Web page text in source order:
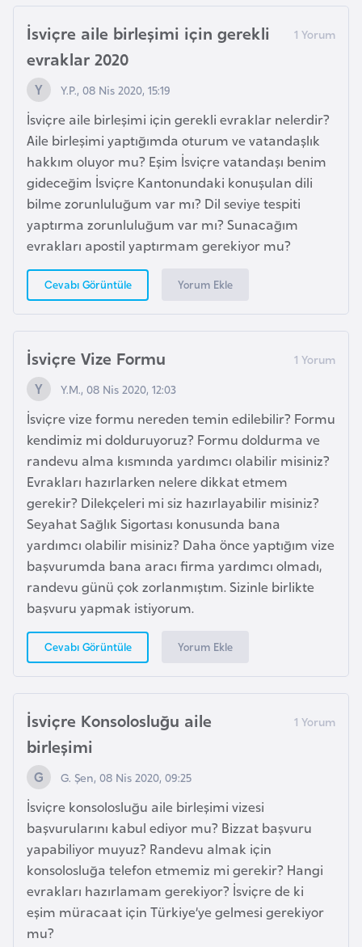
İsviçre aile birleşimi için gerekli
evraklar 2020
Y.P., 08 Nis 2020, 15:19
İsviçre aile birleşimi için gerekli evraklar nelerdir?
Aile birleşimi yaptığımda oturum ve vatandaşlık
hakkım oluyor mu? Eşim İsviçre vatandaşı benim
gideceğim İsviçre Kantonundaki konuşulan dili
bilme zorunluluğum var mı? Dil seviye tespiti
yaptırma zorunluluğum var mı? Sunacağım
evrakları apostil yaptırmam gerekiyor mu?
Cevabı Görüntüle Yorum Ekle
İsviçre Vize Formu
Y.M., 08 Nis 2020, 12:03
İsviçre vize formu nereden temin edilebilir? Formu
kendimiz mi dolduruyoruz? Formu doldurma ve
randevu alma kısmında yardımcı olabilir misiniz?
Evrakları hazırlarken nelere dikkat etmem
gerekir? Dilekçeleri mi siz hazırlayabilir misiniz?
Seyahat Sağlık Sigortası konusunda bana
yardımcı olabilir misiniz? Daha önce yaptığım vize
başvurumda bana aracı firma yardımcı olmadı,
randevu günü çok zorlanmıştım. Sizinle birlikte
başvuru yapmak istiyorum.
Cevabı Görüntüle Yorum Ekle
İsviçre Konsolosluğu aile
birleşimi
G. Şen, 08 Nis 2020, 09:25
İsviçre konsolosluğu aile birleşimi vizesi
başvurularını kabul ediyor mu? Bizzat başvuru
yapabiliyor muyuz? Randevu almak için
konsolosluğa telefon etmemiz mi gerekir? Hangi
evrakları hazırlamam gerekiyor? İsviçre de ki
eşim müracaat için Türkiye’ye gelmesi gerekiyor
mu?
u
n
K
a
n
a
d
a
K
a
r
a
d
a
ğ
K
e
n
y
a
o
g
K
ü
b
a
K
u
v
e
y
t
L